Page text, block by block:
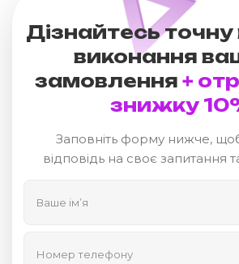
Дізнайтесь точну
виконання
замовлення +
знижку
Заповніть форму нижче,
відповідь на своє запитання